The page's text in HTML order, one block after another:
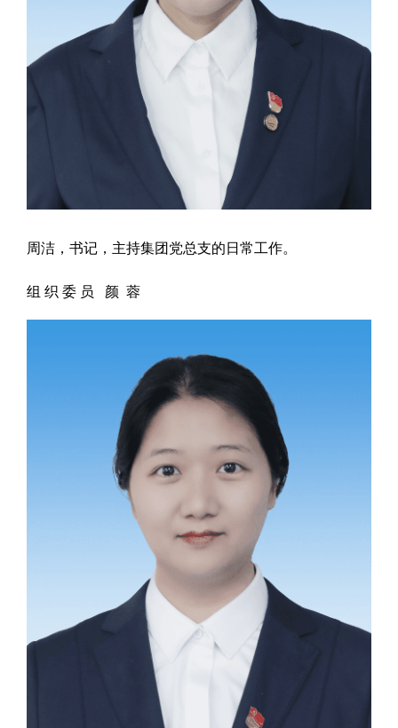
周洁，书记，主持集团党总支的日常工作。
组 织 委 员 颜 蓉